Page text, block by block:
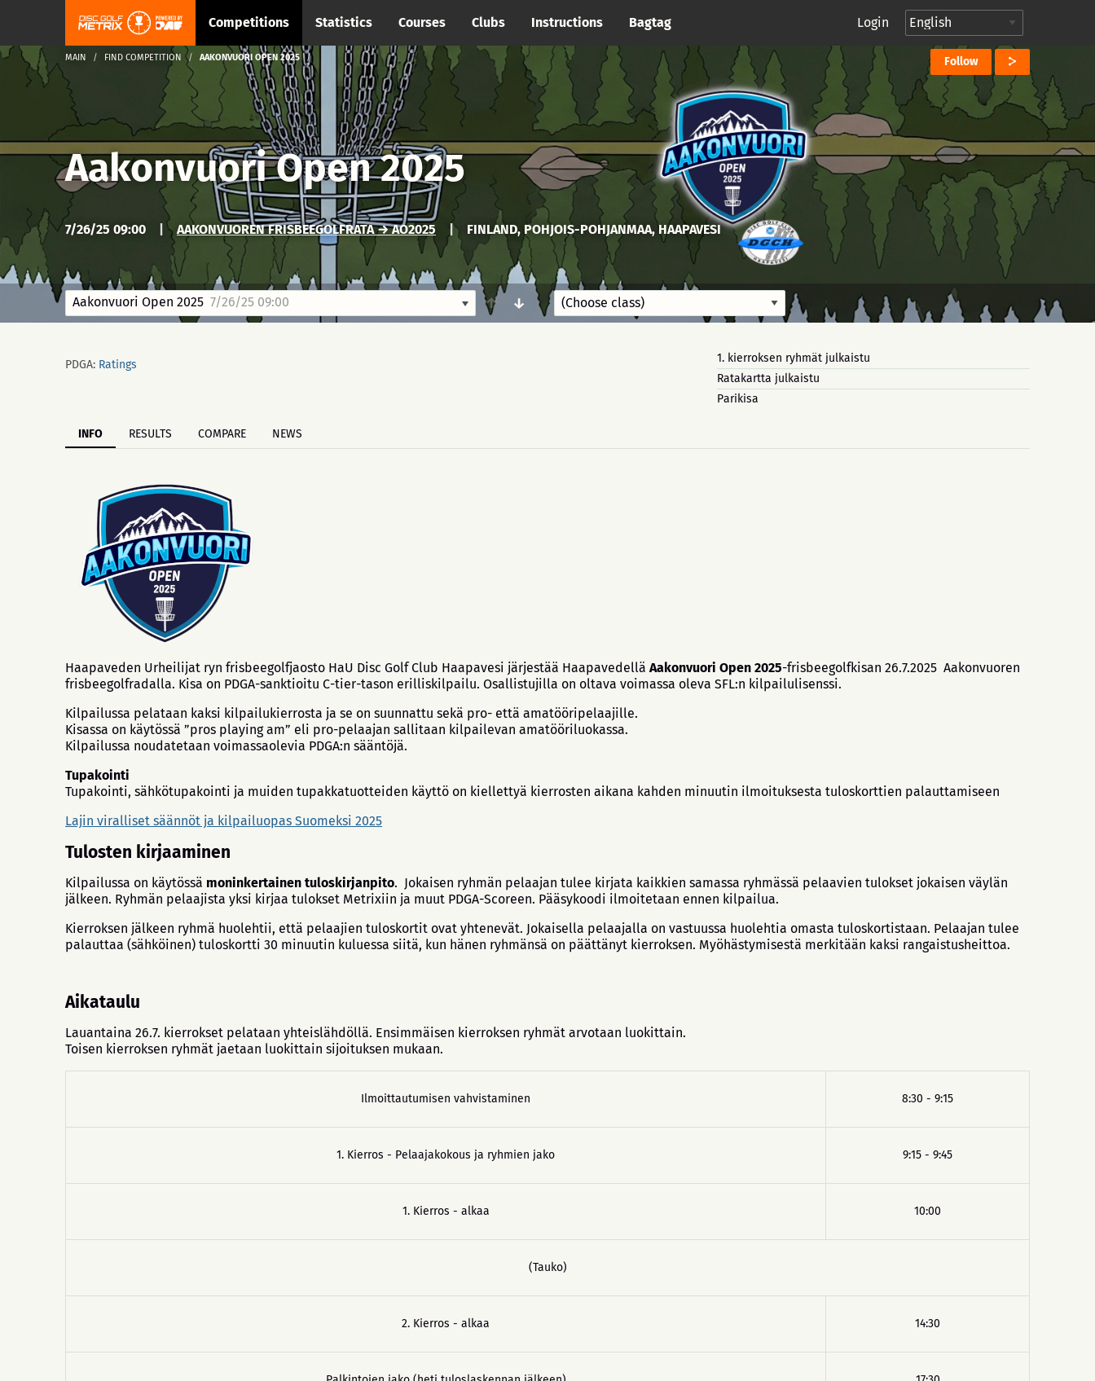
Competitions Statistics Courses Clubs Instructions Bagtag Login
MAIN FIND COMPETITION AAKONVUORI OPEN 2025 Follow
Aakonvuori Open 2025
7/26/25 09:00 AAKONVUOREN FRISBEEGOLFRATA → AO2025 | FINLAND, POHJOIS-POHJANMAA, HAAPAVESI
Aakonvuori Open 2025 7/26/25 09:00 ↑ ↓
PDGA: Ratings
1. kierroksen ryhmät julkaistu
Ratakartta julkaistu
Parikisa
INFO RESULTS COMPARE NEWS
Haapaveden Urheilijat ryn frisbeegolfjaosto HaU Disc Golf Club Haapavesi järjestää Haapavedellä Aakonvuori Open 2025-frisbeegolfkisan 26.7.2025 Aakonvuoren
frisbeegolfradalla. Kisa on PDGA-sanktioitu C-tier-tason erilliskilpailu. Osallistujilla on oltava voimassa oleva SFL:n kilpailulisenssi.
Kilpailussa pelataan kaksi kilpailukierrosta ja se on suunnattu sekä pro- että amatööripelaajille.
Kisassa on käytössä ”pros playing am” eli pro-pelaajan sallitaan kilpailevan amatööriluokassa.
Kilpailussa noudatetaan voimassaolevia PDGA:n sääntöjä.
Tupakointi
Tupakointi, sähkötupakointi ja muiden tupakkatuotteiden käyttö on kiellettyä kierrosten aikana kahden minuutin ilmoituksesta tuloskorttien palauttamiseen
Lajin viralliset säännöt ja kilpailuopas Suomeksi 2025
Tulosten kirjaaminen
Kilpailussa on käytössä moninkertainen tuloskirjanpito. Jokaisen ryhmän pelaajan tulee kirjata kaikkien samassa ryhmässä pelaavien tulokset jokaisen väylän
jälkeen. Ryhmän pelaajista yksi kirjaa tulokset Metrixiin ja muut PDGA-Scoreen. Pääsykoodi ilmoitetaan ennen kilpailua.
Kierroksen jälkeen ryhmä huolehtii, että pelaajien tuloskortit ovat yhtenevät. Jokaisella pelaajalla on vastuussa huolehtia omasta tuloskortistaan. Pelaajan tulee
palauttaa (sähköinen) tuloskortti 30 minuutin kuluessa siitä, kun hänen ryhmänsä on päättänyt kierroksen. Myöhästymisestä merkitään kaksi rangaistusheittoa.
Aikataulu
Lauantaina 26.7. kierrokset pelataan yhteislähdöllä. Ensimmäisen kierroksen ryhmät arvotaan luokittain.
Toisen kierroksen ryhmät jaetaan luokittain sijoituksen mukaan.
Ilmoittautumisen vahvistaminen 8:30 - 9:15
1. Kierros - Pelaajakokous ja ryhmien jako 9:15 - 9:45
1. Kierros - alkaa 10:00
(Tauko)
2. Kierros - alkaa 14:30